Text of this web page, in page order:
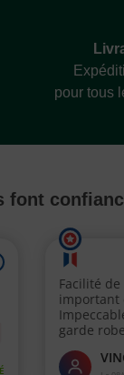
pour tous
font